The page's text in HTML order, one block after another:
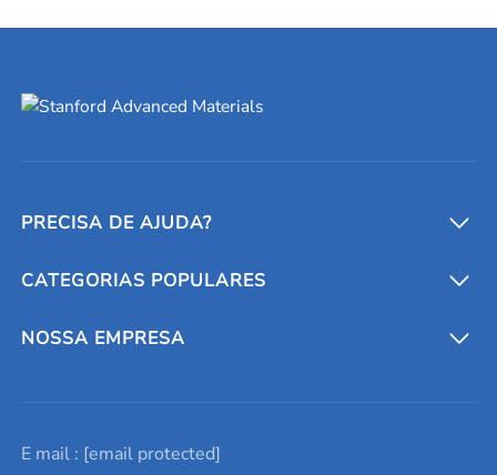
PRECISA DE AJUDA?
Conversores e calculadoras
Entre em contato conosco
Lista de consultas
CATEGORIAS POPULARES
Metais refratários
Elementos de terras raras
NOSSA EMPRESA
Promoções atuais
E mail : [email protected]